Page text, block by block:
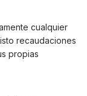
cualquier
recaudaciones
propias